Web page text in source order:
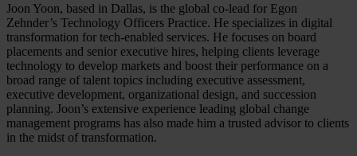
Joon Yoon, based in Dallas, is the global co-lead for Egon
Zehnder’s Technology Officers Practice. He specializes in digital
transformation for tech-enabled services. He focuses on board
placements and senior executive hires, helping clients leverage
technology to develop markets and boost their performance on a
broad range of talent topics including executive assessment,
executive development, organizational design, and succession
planning. Joon’s extensive experience leading global change
management programs has also made him a trusted advisor to clients
in the midst of transformation.